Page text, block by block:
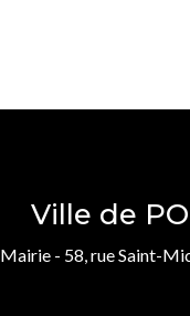
Ville de
Mairie - 58, rue Saint-